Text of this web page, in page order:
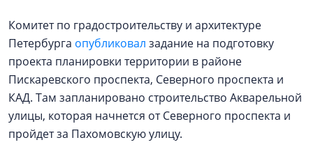
Комитет по градостроительству и архитектуре
Петербурга опубликовал задание на подготовку
проекта планировки территории в районе
Пискаревского проспекта, Северного проспекта и
КАД. Там запланировано строительство Акварельной
улицы, которая начнется от Северного проспекта и
пройдет за Пахомовскую улицу.